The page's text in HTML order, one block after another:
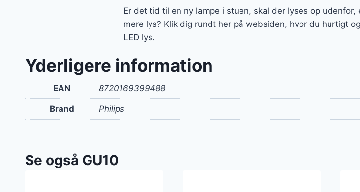
Er det tid til en ny lampe i stuen, skal der lyses op
mere lys? Klik dig rundt her på websiden, hvor du hurtigt
LED lys.
Yderligere information
EAN 8720169399488
Brand Philips
Se også GU10